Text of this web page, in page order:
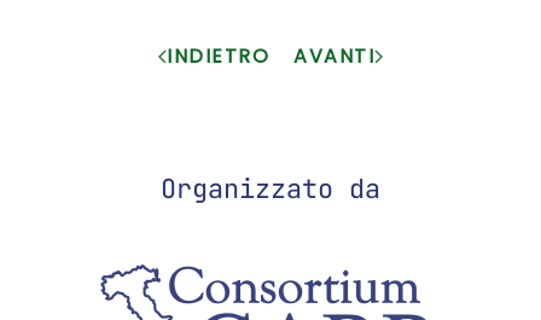
INDIETRO AVANTI
Organizzato da